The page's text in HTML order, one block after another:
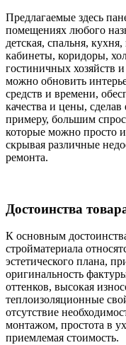
Предлагаемые здесь
помещениях любого
детская, спальня,
кабинеты, коридоры,
гостиничных хозяйств
можно обновить
средств и времени,
качества и цены, сделав
примеру, большим
которые можно просто
скрывая различные
ремонта.
Достоинства
К основным
стройматериала
эстетического плана,
оригинальность
оттенков, высокая
теплоизоляционные
отсутствие
монтажом, простота в
приемлемая стоимость.